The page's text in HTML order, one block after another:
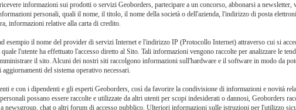
informazioni sui prodotti o servizi Geoborders, partecipare a un concorso, abbonarsi a newsletter,
personali, quali il nome, il titolo, il nome della società o dell'azienda, l'indirizzo di posta
informazioni relative alla carta di credito.
esempio il nome del provider di servizi Internet e l'indirizzo IP (Protocollo Internet) attraverso cui si
l'utente ha effettuato l'accesso diretto al Sito. Tali informazioni vengono raccolte per analizzare le
il sito. Alcuni dei nostri siti raccolgono informazioni sull'hardware e il software in modo da
del sistema operativo necessari.
e con i dipendenti e gli esperti Geoborders, così da favorire la condivisione di informazioni e novità
possano essere raccolte e utilizzate da altri utenti per scopi indesiderati o dannosi, Geoborders
newsgroup, chat o altri forum di accesso pubblico. Ulteriori informazioni sulle istruzioni per l'utilizzo